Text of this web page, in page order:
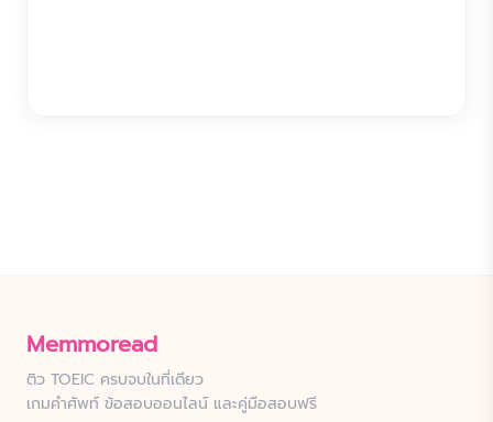
Memmoread
ติว TOEIC ครบจบในที่เดียว
เกมคำศัพท์ ข้อสอบออนไลน์ และคู่มือสอบฟรี